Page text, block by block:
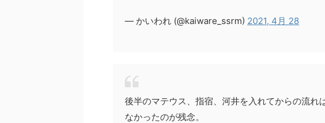
— かいわれ (@kaiware_ssrm) 2021, 4月 28
後半のマテウス、指宿、河井を入れてからの流れ
なかったのが残念。